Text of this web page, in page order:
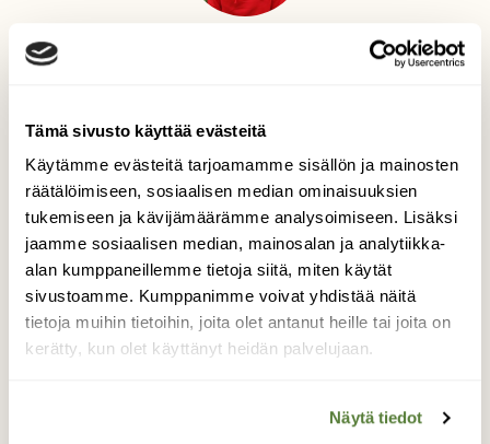
Tämä sivusto käyttää evästeitä
Käytämme evästeitä tarjoamamme sisällön ja mainosten
räätälöimiseen, sosiaalisen median ominaisuuksien
tukemiseen ja kävijämäärämme analysoimiseen. Lisäksi
jaamme sosiaalisen median, mainosalan ja analytiikka-
alan kumppaneillemme tietoja siitä, miten käytät
sivustoamme. Kumppanimme voivat yhdistää näitä
tietoja muihin tietoihin, joita olet antanut heille tai joita on
kerätty, kun olet käyttänyt heidän palvelujaan.
Näytä tiedot
lajintunnistuksesta ja puutarhapuuhista, rengastaa
lintuja sekä laskee kimalaisia.
JÄNIKSENPOIKASET
KUUKAUDEN LAJI
LUMIJÄLKILASKENNAT
METSÄJÄNIS
POIKASET